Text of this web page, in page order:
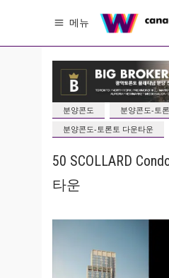
메뉴
분양콘도
분양콘도-토
분양콘도-토론토 다운타운
50 SCOLLARD
타운